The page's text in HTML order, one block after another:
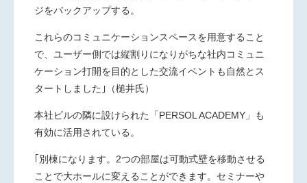
ジをバックアップする。
これらのコミュニケーションスペースを用意すること
で、ユーザー側では縦割りになりがちな社内コミュニ
ケーション打開を目的とした交流イベントも自然とス
タートしました｣（槌井氏）
本社ビルの隣に設けられた「PERSOL ACADEMY」も
有効に活用されている。
｢別棟になります。2つの部屋は可動式壁を移動させる
ことで大ホールに変えることができます。セミナーや